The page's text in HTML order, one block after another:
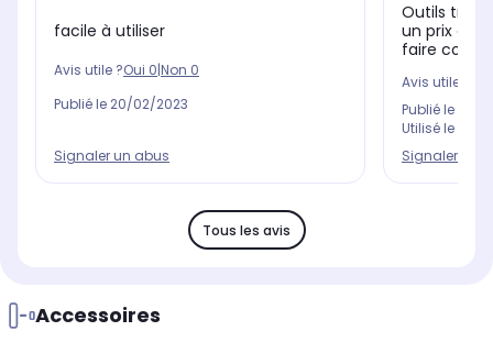
facile à utiliser
Avis utile ?Oui 0|Non 0
Publié le 20/02/2023
Signaler un abus
Outils très
un prix
faire
Avis utile ?
Publié le
Utilisé le
Signaler un
Tous les avis
Accessoires